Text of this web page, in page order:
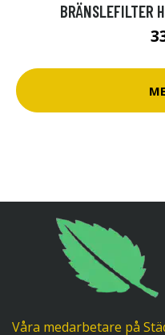
BRÄNSLEFILTER
Våra medarbetare på